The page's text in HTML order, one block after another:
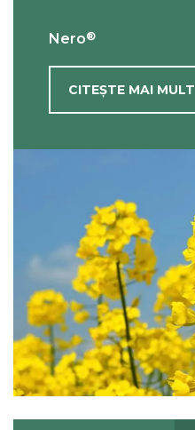
Nero®
CITEȘTE MAI MULT